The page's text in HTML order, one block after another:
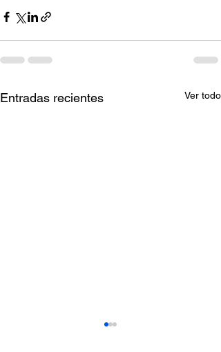
Entradas recientes Ver todo